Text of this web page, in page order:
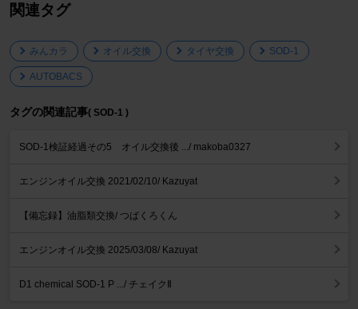
関連タグ
みんカラ オイル交換 タイヤ交換 SOD-1
AUTOBACS
タグの関連記事( SOD-1 )
SOD-1検証経過その5 オイル交換後 .../ makoba0327
エンジンオイル交換 2021/02/10/ Kazuyat
【備忘録】油脂類交換/ つばくろくん
エンジンオイル交換 2025/03/08/ Kazuyat
D1 chemical SOD-1 P .../ チェイクⅡ